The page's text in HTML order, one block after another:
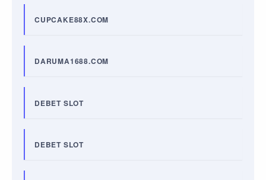
CUPCAKE88X.COM
DARUMA1688.COM
DEBET SLOT
DEBET SLOT